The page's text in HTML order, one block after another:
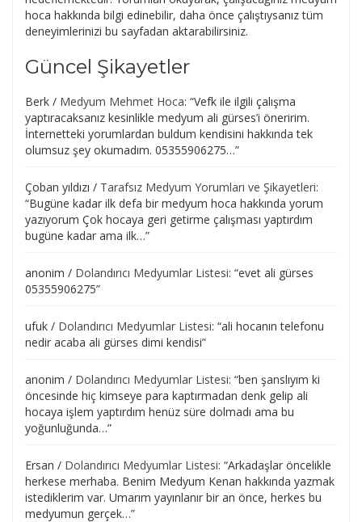
hoca hakkında bilgi edinebilir, daha önce çalıştıysanız tüm
deneyimlerinizi bu sayfadan aktarabilirsiniz.
Güncel Şikayetler
Berk / Medyum Mehmet Hoca: “Vefk ile ilgili çalışma
yaptıracaksanız kesinlikle medyum ali gürses’i öneririm.
İnternetteki yorumlardan buldum kendisini hakkında tek
olumsuz şey okumadım. 05355906275…”
Çoban yıldızı / Tarafsız Medyum Yorumları ve Şikayetleri:
“Bugüne kadar ilk defa bir medyum hoca hakkında yorum
yazıyorum Çok hocaya geri getirme çalışması yaptırdım
bugüne kadar ama ilk…”
anonim / Dolandırıcı Medyumlar Listesi: “evet ali gürses
05355906275”
ufuk / Dolandırıcı Medyumlar Listesi: “ali hocanın telefonu
nedir acaba ali gürses dimi kendisi”
anonim / Dolandırıcı Medyumlar Listesi: “ben şanslıyım ki
öncesinde hiç kimseye para kaptırmadan denk gelip ali
hocaya işlem yaptırdım henüz süre dolmadı ama bu
yoğunluğunda…”
Ersan / Dolandırıcı Medyumlar Listesi: “Arkadaşlar öncelikle
herkese merhaba. Benim Medyum Kenan hakkında yazmak
istediklerim var. Umarım yayınlanır bir an önce, herkes bu
medyumun gerçek…”